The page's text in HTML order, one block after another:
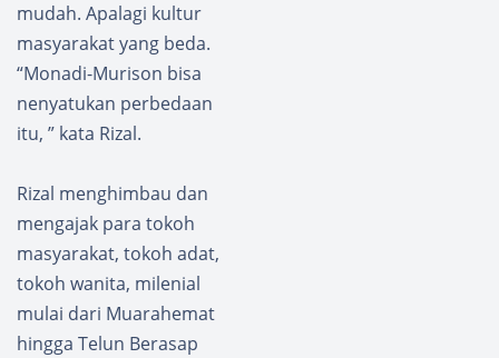
mudah. Apalagi kultur
masyarakat yang beda.
“Monadi-Murison bisa
nenyatukan perbedaan
itu, ” kata Rizal.
Rizal menghimbau dan
mengajak para tokoh
masyarakat, tokoh adat,
tokoh wanita, milenial
mulai dari Muarahemat
hingga Telun Berasap